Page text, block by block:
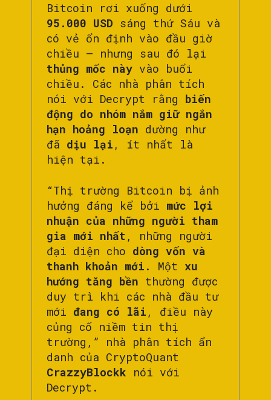
Bitcoin rơi xuống dưới
95.000 USD sáng thứ Sáu và
có vẻ ổn định vào đầu giờ
chiều — nhưng sau đó lại
thủng mốc này vào buổi
chiều. Các nhà phân tích
nói với Decrypt rằng biến
động do nhóm nắm giữ ngắn
hạn hoảng loạn dường như
đã dịu lại , ít nhất là
hiện tại.
“Thị trường Bitcoin bị ảnh
hưởng đáng kể bởi mức lợi
nhuận của những người tham
gia mới nhất , những người
đại diện cho dòng vốn và
thanh khoản mới . Một xu
hướng tăng bền thường được
duy trì khi các nhà đầu tư
mới đang có lãi , điều này
củng cố niềm tin thị
trường,” nhà phân tích ẩn
danh của CryptoQuant
CrazzyBlockk nói với
Decrypt.